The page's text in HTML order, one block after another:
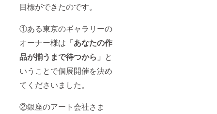
目標ができたのです。
①ある東京のギャラリーの
オーナー様は 「あなたの作
品が揃うまで待つから」 と
いうことで個展開催を決め
てくださいました。
②銀座のアート会社さま